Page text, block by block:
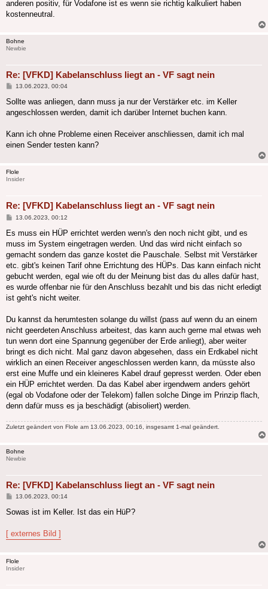
anderen positiv, für Vodafone ist es wenn sie richtig kalkuliert haben
kostenneutral.
Bohne
Newbie
Re: [VFKD] Kabelanschluss liegt an - VF sagt nein
Beitrag
13.06.2023, 00:04
Sollte was anliegen, dann muss ja nur der Verstärker etc. im Keller
angeschlossen werden, damit ich darüber Internet buchen kann.
Kann ich ohne Probleme einen Receiver anschliessen, damit ich mal
einen Sender testen kann?
Flole
Insider
Re: [VFKD] Kabelanschluss liegt an - VF sagt nein
Beitrag
13.06.2023, 00:12
Es muss ein HÜP errichtet werden wenn's den noch nicht gibt, und es
muss im System eingetragen werden. Und das wird nicht einfach so
gemacht sondern das ganze kostet die Pauschale. Selbst mit Verstärker
etc. gibt's keinen Tarif ohne Errichtung des HÜPs. Das kann einfach nicht
gebucht werden, egal wie oft du der Meinung bist das du alles dafür hast,
es wurde offenbar nie für den Anschluss bezahlt und bis das nicht erledigt
ist geht's nicht weiter.
Du kannst da herumtesten solange du willst (pass auf wenn du an einem
nicht geerdeten Anschluss arbeitest, das kann auch gerne mal etwas weh
tun wenn dort eine Spannung gegenüber der Erde anliegt), aber weiter
bringt es dich nicht. Mal ganz davon abgesehen, dass ein Erdkabel nicht
wirklich an einen Receiver angeschlossen werden kann, da müsste also
erst eine Muffe und ein kleineres Kabel drauf gepresst werden. Oder eben
ein HÜP errichtet werden. Da das Kabel aber irgendwem anders gehört
(egal ob Vodafone oder der Telekom) fallen solche Dinge im Prinzip flach,
denn dafür muss es ja beschädigt (abisoliert) werden.
Zuletzt geändert von Flole am 13.06.2023, 00:16, insgesamt 1-mal geändert.
Bohne
Newbie
Re: [VFKD] Kabelanschluss liegt an - VF sagt nein
Beitrag
13.06.2023, 00:14
Sowas ist im Keller. Ist das ein HüP?
[ externes Bild ]
Flole
Insider